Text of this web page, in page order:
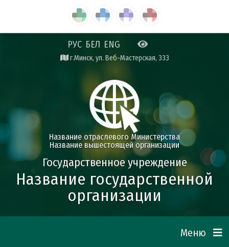
РУС БЕЛ ENG
г.Минск, ул. Веб-Мастерская, 333
Название отраслевого Министерства
Название вышестоящей организации
Государственное учреждение
Название государственной
организации
Меню